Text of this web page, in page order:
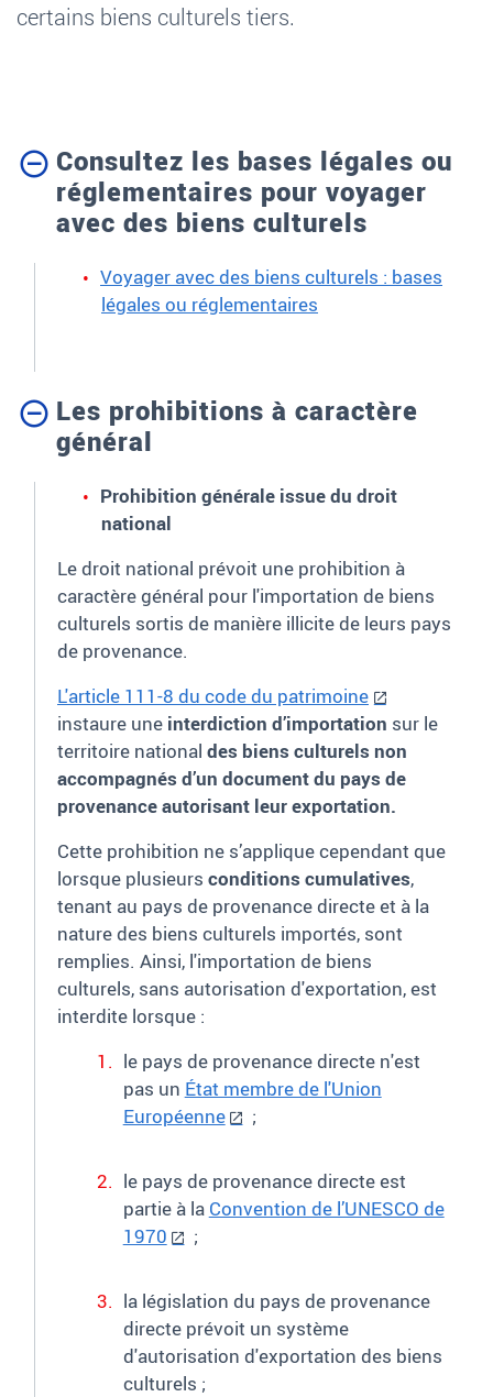
certains biens culturels tiers.
Consultez les bases légales ou
réglementaires pour voyager
avec des biens culturels
Voyager avec des biens culturels : bases
légales ou réglementaires
Les prohibitions à caractère
général
Prohibition générale issue du droit
national
Le droit national prévoit une prohibition à
caractère général pour l'importation de biens
culturels sortis de manière illicite de leurs pays
de provenance.
L'article 111-8 du code du patrimoine
instaure une interdiction d’importation sur le
territoire national des biens culturels non
accompagnés d’un document du pays de
provenance autorisant leur exportation.
Cette prohibition ne s’applique cependant que
lorsque plusieurs conditions cumulatives,
tenant au pays de provenance directe et à la
nature des biens culturels importés, sont
remplies. Ainsi, l'importation de biens
culturels, sans autorisation d'exportation, est
interdite lorsque :
le pays de provenance directe n'est
pas un État membre de l'Union
Européenne
;
le pays de provenance directe est
partie à la Convention de l’UNESCO de
1970
;
la législation du pays de provenance
directe prévoit un système
d'autorisation d'exportation des biens
culturels ;